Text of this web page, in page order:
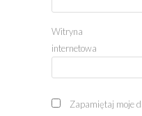
Witryna
internetowa
Zapamiętaj moje